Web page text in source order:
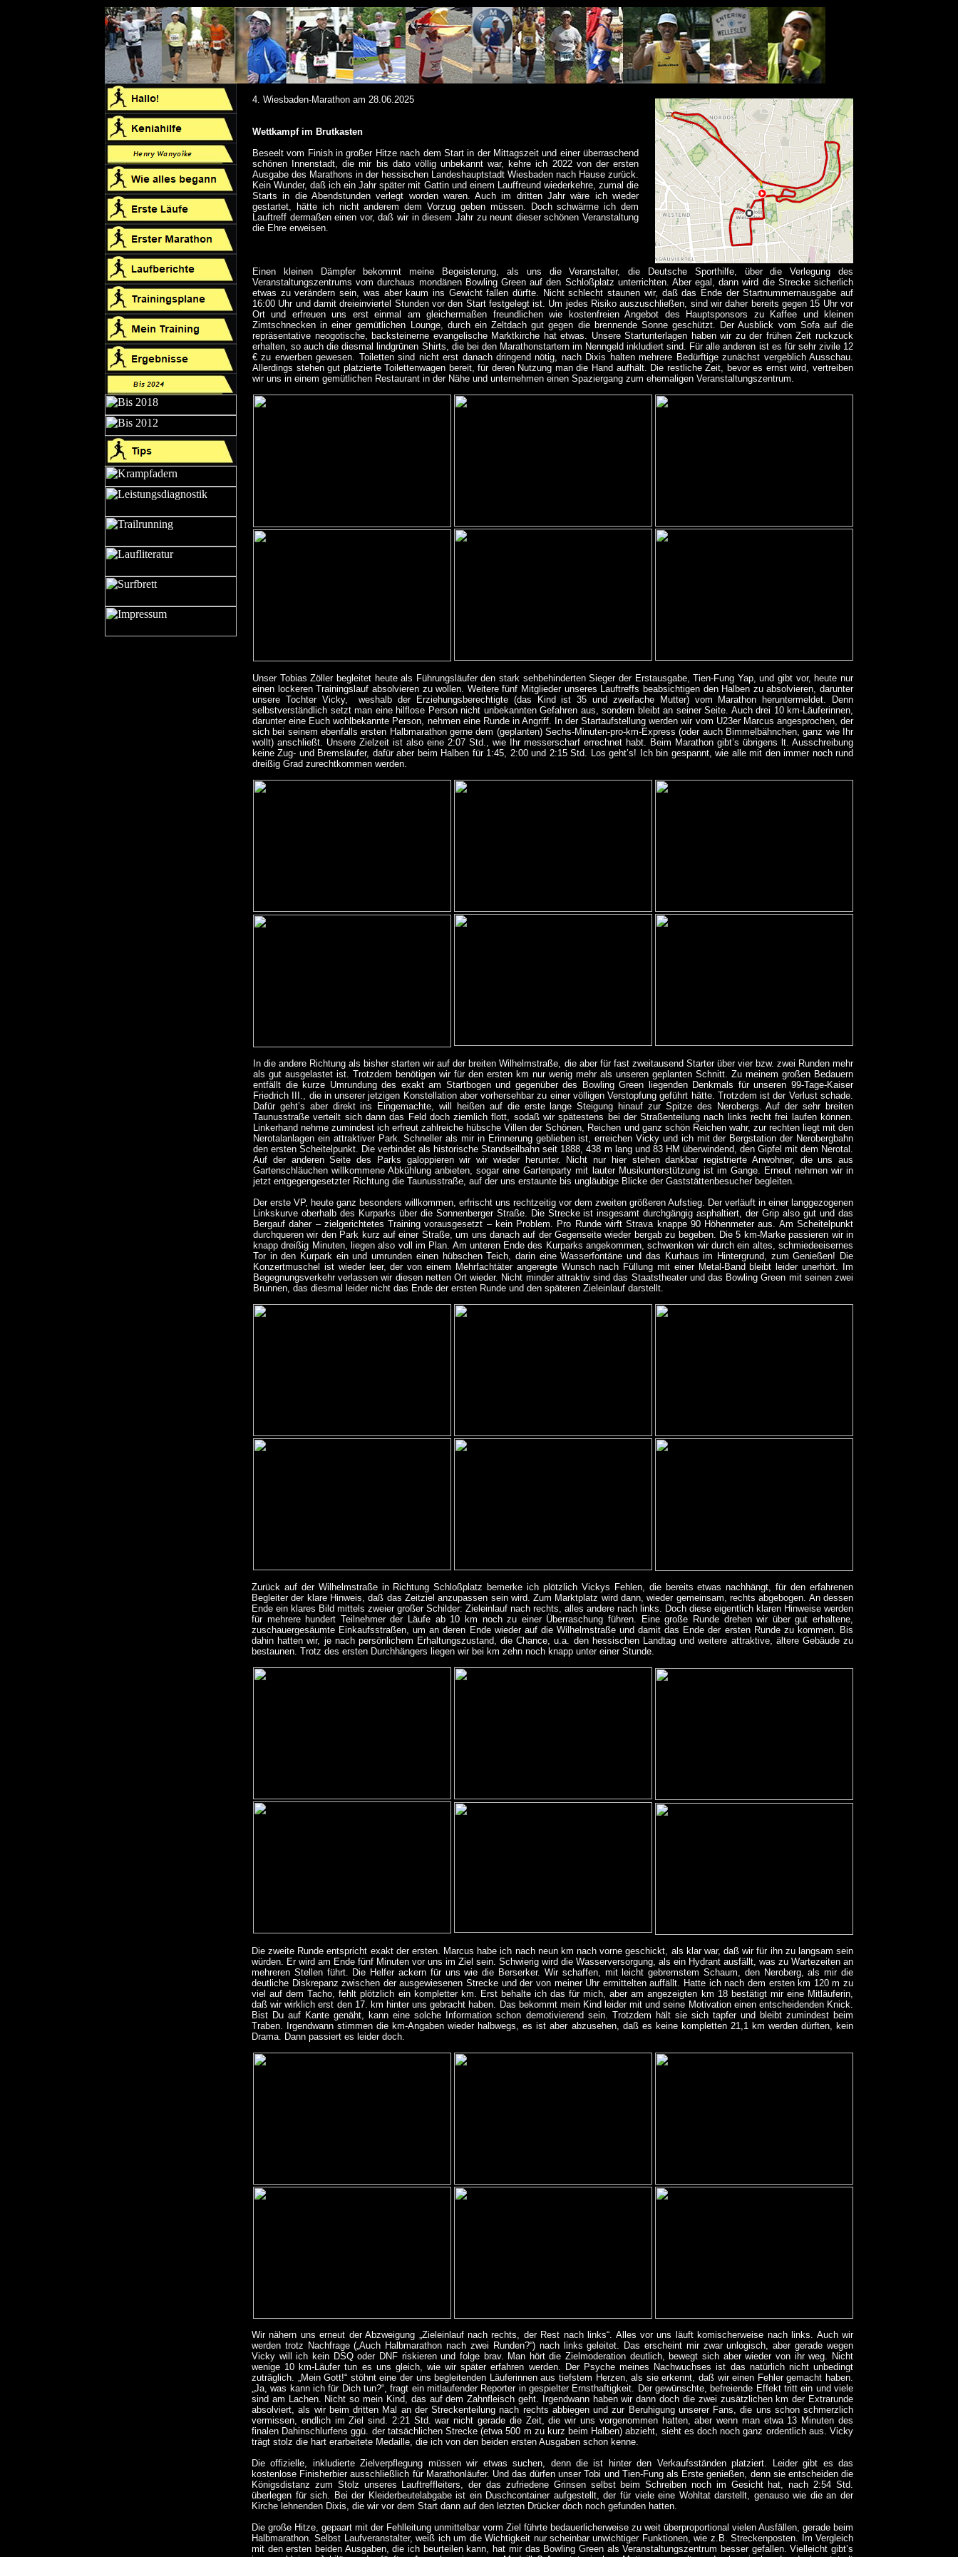
4. Wiesbaden-Marathon am 28.06.2025
Wettkampf im Brutkasten
Beseelt vom Finish in großer Hitze nach dem Start in der Mittagszeit und einer überraschend
schönen Innenstadt, die mir bis dato völlig unbekannt war, kehre ich 2022 von der ersten
Ausgabe des Marathons in der hessischen Landeshauptstadt Wiesbaden nach Hause zurück.
Kein Wunder, daß ich ein Jahr später mit Gattin und einem Lauffreund wiederkehre, zumal die
Starts in die Abendstunden verlegt worden waren. Auch im dritten Jahr wäre ich wieder
gestartet, hätte ich nicht anderem dem Vorzug geben müssen. Doch schwärme ich dem
Lauftreff dermaßen einen vor, daß wir in diesem Jahr zu neunt dieser schönen Veranstaltung
die Ehre erweisen.
Einen kleinen Dämpfer bekommt meine Begeisterung, als uns die Veranstalter, die Deutsche Sporthilfe, über die Verlegung des
Veranstaltungszentrums vom durchaus mondänen Bowling Green auf den Schloßplatz unterrichten. Aber egal, dann wird die Strecke sicherlich
etwas zu verändern sein, was aber kaum ins Gewicht fallen dürfte. Nicht schlecht staunen wir, daß das Ende der Startnummernausgabe auf
16:00 Uhr und damit dreieinviertel Stunden vor den Start festgelegt ist. Um jedes Risiko auszuschließen, sind wir daher bereits gegen 15 Uhr vor
Ort und erfreuen uns erst einmal am gleichermaßen freundlichen wie kostenfreien Angebot des Hauptsponsors zu Kaffee und kleinen
Zimtschnecken in einer gemütlichen Lounge, durch ein Zeltdach gut gegen die brennende Sonne geschützt. Der Ausblick vom Sofa auf die
repräsentative neogotische, backsteinerne evangelische Marktkirche hat etwas. Unsere Startunterlagen haben wir zu der frühen Zeit ruckzuck
erhalten, so auch die diesmal lindgrünen Shirts, die bei den Marathonstartern im Nenngeld inkludiert sind. Für alle anderen ist es für sehr zivile 12
€ zu erwerben gewesen. Toiletten sind nicht erst danach dringend nötig, nach Dixis halten mehrere Bedürftige zunächst vergeblich Ausschau.
Allerdings stehen gut platzierte Toilettenwagen bereit, für deren Nutzung man die Hand aufhält. Die restliche Zeit, bevor es ernst wird, vertreiben
wir uns in einem gemütlichen Restaurant in der Nähe und unternehmen einen Spaziergang zum ehemaligen Veranstaltungszentrum.
Unser Tobias Zöller begleitet heute als Führungsläufer den stark sehbehinderten Sieger der Erstausgabe, Tien-Fung Yap, und gibt vor, heute nur
einen lockeren Trainingslauf absolvieren zu wollen. Weitere fünf Mitglieder unseres Lauftreffs beabsichtigen den Halben zu absolvieren, darunter
unsere Tochter Vicky, weshalb der Erziehungsberechtigte (das Kind ist 35 und zweifache Mutter) vom Marathon heruntermeldet. Denn
selbstverständlich setzt man eine hilflose Person nicht unbekannten Gefahren aus, sondern bleibt an seiner Seite. Auch drei 10 km-Läuferinnen,
darunter eine Euch wohlbekannte Person, nehmen eine Runde in Angriff. In der Startaufstellung werden wir vom U23er Marcus angesprochen, der
sich bei seinem ebenfalls ersten Halbmarathon gerne dem (geplanten) Sechs-Minuten-pro-km-Express (oder auch Bimmelbähnchen, ganz wie Ihr
wollt) anschließt. Unsere Zielzeit ist also eine 2:07 Std., wie Ihr messerscharf errechnet habt. Beim Marathon gibt’s übrigens lt. Ausschreibung
keine Zug- und Bremsläufer, dafür aber beim Halben für 1:45, 2:00 und 2:15 Std. Los geht’s! Ich bin gespannt, wie alle mit den immer noch rund
dreißig Grad zurechtkommen werden.
In die andere Richtung als bisher starten wir auf der breiten Wilhelmstraße, die aber für fast zweitausend Starter über vier bzw. zwei Runden mehr
als gut ausgelastet ist. Trotzdem benötigen wir für den ersten km nur wenig mehr als unseren geplanten Schnitt. Zu meinem großen Bedauern
entfällt die kurze Umrundung des exakt am Startbogen und gegenüber des Bowling Green liegenden Denkmals für unseren 99-Tage-Kaiser
Friedrich III., die in unserer jetzigen Konstellation aber vorhersehbar zu einer völligen Verstopfung geführt hätte. Trotzdem ist der Verlust schade.
Dafür geht’s aber direkt ins Eingemachte, will heißen auf die erste lange Steigung hinauf zur Spitze des Nerobergs. Auf der sehr breiten
Taunusstraße verteilt sich dann das Feld doch ziemlich flott, sodaß wir spätestens bei der Straßenteilung nach links recht frei laufen können.
Linkerhand nehme zumindest ich erfreut zahlreiche hübsche Villen der Schönen, Reichen und ganz schön Reichen wahr, zur rechten liegt mit den
Nerotalanlagen ein attraktiver Park. Schneller als mir in Erinnerung geblieben ist, erreichen Vicky und ich mit der Bergstation der Nerobergbahn
den ersten Scheitelpunkt. Die verbindet als historische Standseilbahn seit 1888, 438 m lang und 83 HM überwindend, den Gipfel mit dem Nerotal.
Auf der anderen Seite des Parks galoppieren wir wir wieder herunter. Nicht nur hier stehen dankbar registrierte Anwohner, die uns aus
Gartenschläuchen willkommene Abkühlung anbieten, sogar eine Gartenparty mit lauter Musikunterstützung ist im Gange. Erneut nehmen wir in
jetzt entgegengesetzter Richtung die Taunusstraße, auf der uns erstaunte bis ungläubige Blicke der Gaststättenbesucher begleiten.
Der erste VP, heute ganz besonders willkommen, erfrischt uns rechtzeitig vor dem zweiten größeren Aufstieg. Der verläuft in einer langgezogenen
Linkskurve oberhalb des Kurparks über die Sonnenberger Straße. Die Strecke ist insgesamt durchgängig asphaltiert, der Grip also gut und das
Bergauf daher – zielgerichtetes Training vorausgesetzt – kein Problem. Pro Runde wirft Strava knappe 90 Höhenmeter aus. Am Scheitelpunkt
durchqueren wir den Park kurz auf einer Straße, um uns danach auf der Gegenseite wieder bergab zu begeben. Die 5 km-Marke passieren wir in
knapp dreißig Minuten, liegen also voll im Plan. Am unteren Ende des Kurparks angekommen, schwenken wir durch ein altes, schmiedeeisernes
Tor in den Kurpark ein und umrunden einen hübschen Teich, darin eine Wasserfontäne und das Kurhaus im Hintergrund, zum Genießen! Die
Konzertmuschel ist wieder leer, der von einem Mehrfachtäter angeregte Wunsch nach Füllung mit einer Metal-Band bleibt leider unerhört. Im
Begegnungsverkehr verlassen wir diesen netten Ort wieder. Nicht minder attraktiv sind das Staatstheater und das Bowling Green mit seinen zwei
Brunnen, das diesmal leider nicht das Ende der ersten Runde und den späteren Zieleinlauf darstellt.
Zurück auf der Wilhelmstraße in Richtung Schloßplatz bemerke ich plötzlich Vickys Fehlen, die bereits etwas nachhängt, für den erfahrenen
Begleiter der klare Hinweis, daß das Zeitziel anzupassen sein wird. Zum Marktplatz wird dann, wieder gemeinsam, rechts abgebogen. An dessen
Ende ein klares Bild mittels zweier großer Schilder: Zieleinlauf nach rechts, alles andere nach links. Doch diese eigentlich klaren Hinweise werden
für mehrere hundert Teilnehmer der Läufe ab 10 km noch zu einer Überraschung führen. Eine große Runde drehen wir über gut erhaltene,
zuschauergesäumte Einkaufsstraßen, um an deren Ende wieder auf die Wilhelmstraße und damit das Ende der ersten Runde zu kommen. Bis
dahin hatten wir, je nach persönlichem Erhaltungszustand, die Chance, u.a. den hessischen Landtag und weitere attraktive, ältere Gebäude zu
bestaunen. Trotz des ersten Durchhängers liegen wir bei km zehn noch knapp unter einer Stunde.
Die zweite Runde entspricht exakt der ersten. Marcus habe ich nach neun km nach vorne geschickt, als klar war, daß wir für ihn zu langsam sein
würden. Er wird am Ende fünf Minuten vor uns im Ziel sein. Schwierig wird die Wasserversorgung, als ein Hydrant ausfällt, was zu Wartezeiten an
mehreren Stellen führt. Die Helfer ackern für uns wie die Berserker. Wir schaffen, mit leicht gebremstem Schaum, den Neroberg, als mir die
deutliche Diskrepanz zwischen der ausgewiesenen Strecke und der von meiner Uhr ermittelten auffällt. Hatte ich nach dem ersten km 120 m zu
viel auf dem Tacho, fehlt plötzlich ein kompletter km. Erst behalte ich das für mich, aber am angezeigten km 18 bestätigt mir eine Mitläuferin,
daß wir wirklich erst den 17. km hinter uns gebracht haben. Das bekommt mein Kind leider mit und seine Motivation einen entscheidenden Knick.
Bist Du auf Kante genäht, kann eine solche Information schon demotivierend sein. Trotzdem hält sie sich tapfer und bleibt zumindest beim
Traben. Irgendwann stimmen die km-Angaben wieder halbwegs, es ist aber abzusehen, daß es keine kompletten 21,1 km werden dürften, kein
Drama. Dann passiert es leider doch.
Wir nähern uns erneut der Abzweigung „Zieleinlauf nach rechts, der Rest nach links“. Alles vor uns läuft komischerweise nach links. Auch wir
werden trotz Nachfrage („Auch Halbmarathon nach zwei Runden?“) nach links geleitet. Das erscheint mir zwar unlogisch, aber gerade wegen
Vicky will ich kein DSQ oder DNF riskieren und folge brav. Man hört die Zielmoderation deutlich, bewegt sich aber wieder von ihr weg. Nicht
wenige 10 km-Läufer tun es uns gleich, wie wir später erfahren werden. Der Psyche meines Nachwuchses ist das natürlich nicht unbedingt
zuträglich. „Mein Gott!“ stöhnt eine der uns begleitenden Läuferinnen aus tiefstem Herzen, als sie erkennt, daß wir einen Fehler gemacht haben.
„Ja, was kann ich für Dich tun?“, fragt ein mitlaufender Reporter in gespielter Ernsthaftigkeit. Der gewünschte, befreiende Effekt tritt ein und viele
sind am Lachen. Nicht so mein Kind, das auf dem Zahnfleisch geht. Irgendwann haben wir dann doch die zwei zusätzlichen km der Extrarunde
absolviert, als wir beim dritten Mal an der Streckenteilung nach rechts abbiegen und zur Beruhigung unserer Fans, die uns schon schmerzlich
vermissen, endlich im Ziel sind. 2:21 Std. war nicht gerade die Zeit, die wir uns vorgenommen hatten, aber wenn man etwa 13 Minuten des
finalen Dahinschlurfens ggü. der tatsächlichen Strecke (etwa 500 m zu kurz beim Halben) abzieht, sieht es doch noch ganz ordentlich aus. Vicky
trägt stolz die hart erarbeitete Medaille, die ich von den beiden ersten Ausgaben schon kenne.
Die offizielle, inkludierte Zielverpflegung müssen wir etwas suchen, denn die ist hinter den Verkaufsständen platziert. Leider gibt es das
kostenlose Finisherbier ausschließlich für Marathonläufer. Und das dürfen unser Tobi und Tien-Fung als Erste genießen, denn sie entscheiden die
Königsdistanz zum Stolz unseres Lauftreffleiters, der das zufriedene Grinsen selbst beim Schreiben noch im Gesicht hat, nach 2:54 Std.
überlegen für sich. Bei der Kleiderbeutelabgabe ist ein Duschcontainer aufgestellt, der für viele eine Wohltat darstellt, genauso wie die an der
Kirche lehnenden Dixis, die wir vor dem Start dann auf den letzten Drücker doch noch gefunden hatten.
Die große Hitze, gepaart mit der Fehlleitung unmittelbar vorm Ziel führte bedauerlicherweise zu weit überproportional vielen Ausfällen, gerade beim
Halbmarathon. Selbst Laufveranstalter, weiß ich um die Wichtigkeit nur scheinbar unwichtiger Funktionen, wie z.B. Streckenposten. Im Vergleich
mit den ersten beiden Ausgaben, die ich beurteilen kann, hat mir das Bowling Green als Veranstaltungszentrum besser gefallen. Vielleicht gibt’s